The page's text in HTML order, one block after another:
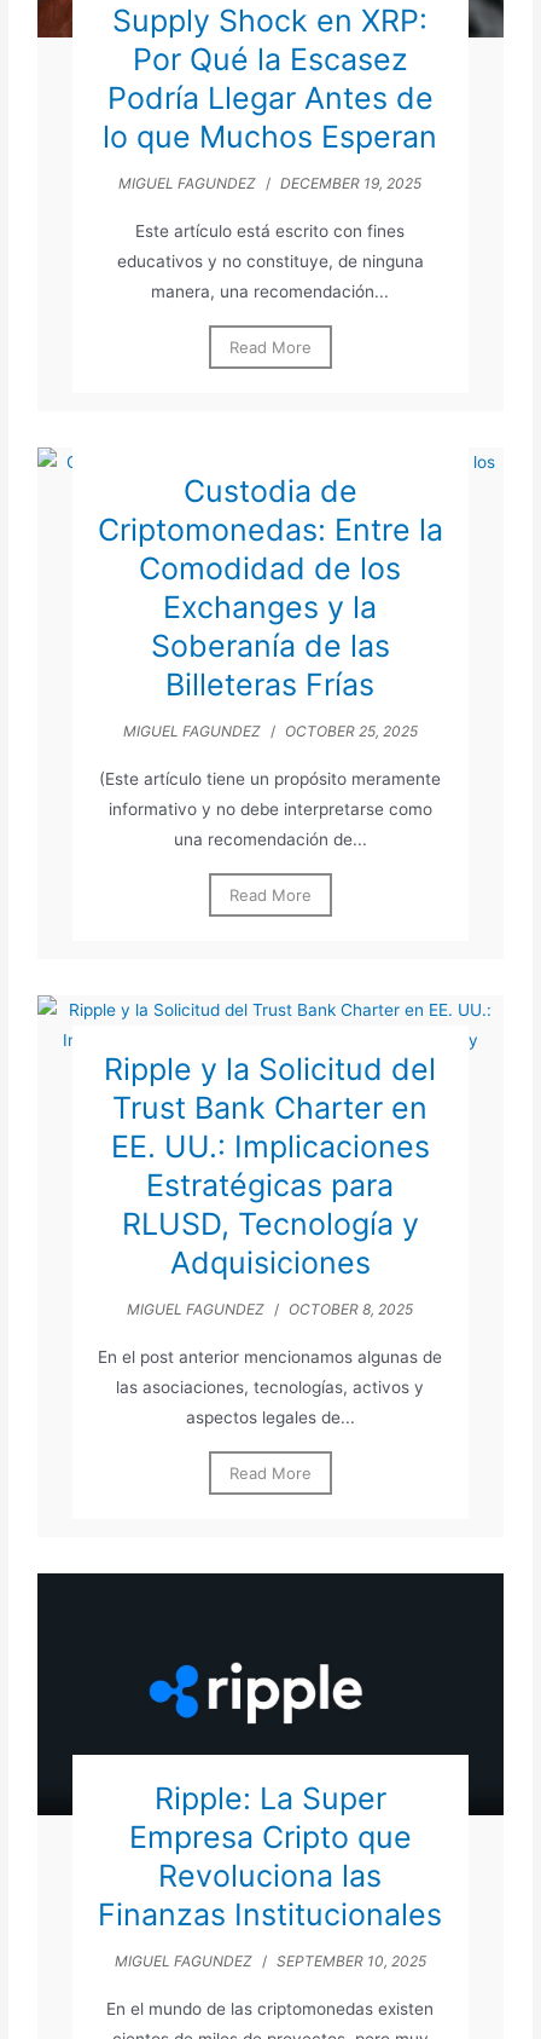
Supply Shock en XRP:
Por Qué la Escasez
Podría Llegar Antes de
lo que Muchos Esperan
MIGUEL FAGUNDEZ / DECEMBER 19, 2025
Este artículo está escrito con fines
educativos y no constituye, de ninguna
manera, una recomendación...
Read More
Custodia de
Criptomonedas: Entre la
Comodidad de los
Exchanges y la
Soberanía de las
Billeteras Frías
MIGUEL FAGUNDEZ / OCTOBER 25, 2025
(Este artículo tiene un propósito meramente
informativo y no debe interpretarse como
una recomendación de...
Read More
Ripple y la Solicitud del
Trust Bank Charter en
EE. UU.: Implicaciones
Estratégicas para
RLUSD, Tecnología y
Adquisiciones
MIGUEL FAGUNDEZ / OCTOBER 8, 2025
En el post anterior mencionamos algunas de
las asociaciones, tecnologías, activos y
aspectos legales de...
Read More
Ripple: La Super
Empresa Cripto que
Revoluciona las
Finanzas Institucionales
MIGUEL FAGUNDEZ / SEPTEMBER 10, 2025
En el mundo de las criptomonedas existen